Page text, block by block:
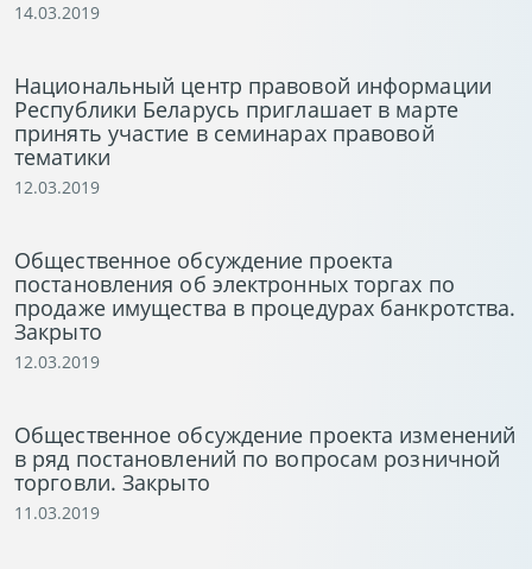
14.03.2019
Национальный центр правовой информации
Республики Беларусь приглашает в марте
принять участие в семинарах правовой
тематики
12.03.2019
Общественное обсуждение проекта
постановления об электронных торгах по
продаже имущества в процедурах банкротства.
Закрыто
12.03.2019
Общественное обсуждение проекта изменений
в ряд постановлений по вопросам розничной
торговли. Закрыто
11.03.2019